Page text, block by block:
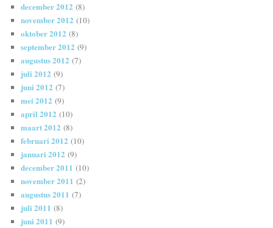
december 2012 (8)
november 2012 (10)
oktober 2012 (8)
september 2012 (9)
augustus 2012 (7)
juli 2012 (9)
juni 2012 (7)
mei 2012 (9)
april 2012 (10)
maart 2012 (8)
februari 2012 (10)
januari 2012 (9)
december 2011 (10)
november 2011 (2)
augustus 2011 (7)
juli 2011 (8)
juni 2011 (9)